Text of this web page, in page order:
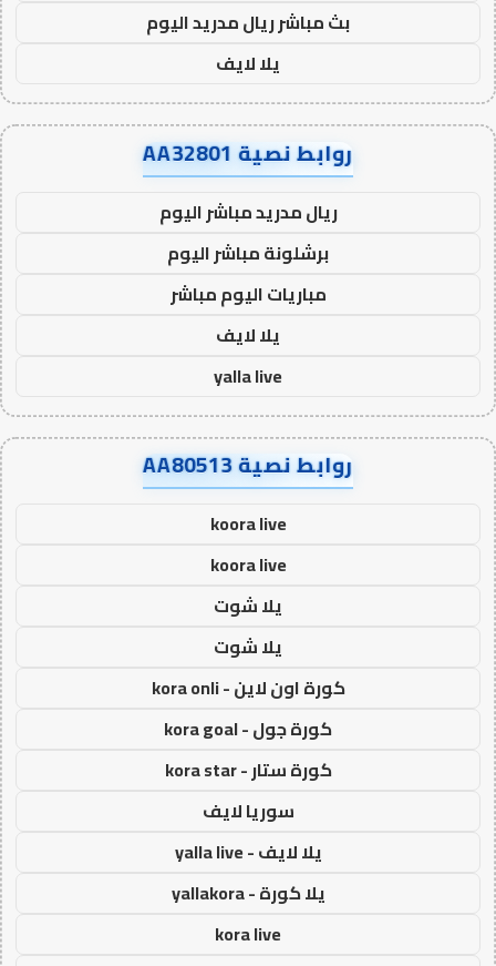
بث مباشر ريال مدريد اليوم
يلا لايف
روابط نصية AA32801
ريال مدريد مباشر اليوم
برشلونة مباشر اليوم
مباريات اليوم مباشر
يلا لايف
yalla live
روابط نصية AA80513
koora live
koora live
يلا شوت
يلا شوت
كورة اون لاين - kora onli
كورة جول - kora goal
كورة ستار - kora star
سوريا لايف
يلا لايف - yalla live
يلا كورة - yallakora
kora live